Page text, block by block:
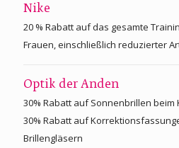
Nike
20 % Rabatt auf das gesamte
Frauen, einschließlich reduzierter
Optik der Anden
30% Rabatt auf Sonnenbrillen beim
30% Rabatt auf
Brillengläsern